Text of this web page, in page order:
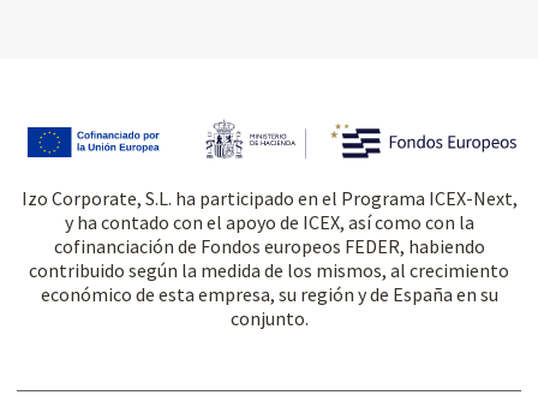
Izo Corporate, S.L. ha participado en el Programa ICEX-Next,
y ha contado con el apoyo de ICEX, así como con la
cofinanciación de Fondos europeos FEDER, habiendo
contribuido según la medida de los mismos, al crecimiento
económico de esta empresa, su región y de España en su
conjunto.